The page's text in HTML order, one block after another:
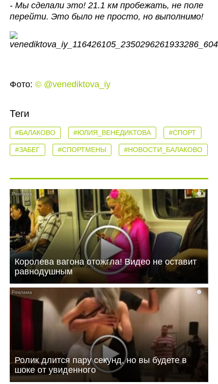
- Мы сделали это! 21.1 км пробежать, не поле
перейти. Это было не просто, но выполнимо!
Фото: © @venediktova_iy
Теги
#БАЛАКОВО #ЮЛИЯ_ВЕНЕДИКТОВА #СПОРТ
#ЗАБЕГ #СПОРТМЕНЫ #НОВОСТИ_БАЛАКОВО
i
Королева вагона отожгла! Видео не оставит
равнодушным
i
Ролик длится пару секунд, но вы будете в
шоке от увиденного